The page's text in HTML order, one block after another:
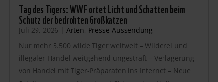
Tag des Tigers: WWF ortet Licht und Schatten beim
Schutz der bedrohten Großkatzen
Juli 29, 2026 | Arten, Presse-Aussendung
Nur mehr 5.500 wilde Tiger weltweit – Wilderei und
illegaler Handel weitgehend ungestraft – Verlagerung
von Handel mit Tiger-Präparaten ins Internet – Neue